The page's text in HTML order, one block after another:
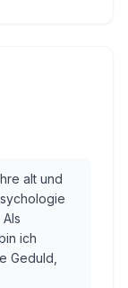
alt und
ich
Geduld,